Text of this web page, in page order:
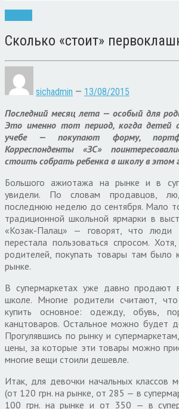
Сколько «стоит»
sichadmin — 13/08/2015
Последний месяц лета — особый для
Это именно тот период, когда детей
учебе — покупают форму,
Корреспонденты «ЗС»
стоить собрать ребенка в школу в этом
Большого ажиотажа на рынке и в
увидели. По словам продавцов,
последнюю неделю до сентября. Мало
традиционной школьной ярмарки в
«Козак-Палац» — говорят, что люди
перестала пользоваться спросом.
родителей, покупать товары там было
рынке.
В супермаркетах уже давно продают
школе. Многие родители считают,
купить основное: одежду, обувь,
канцтоваров. Остальное можно будет
Прогулявшись по рынку и
цены, за которые эти товары можно
многие вещи стоили дешевле.
Итак, для девочки начальных классов
(от 120 грн. на рынке, от 285 — в
100 грн. на рынке и от 350 — в